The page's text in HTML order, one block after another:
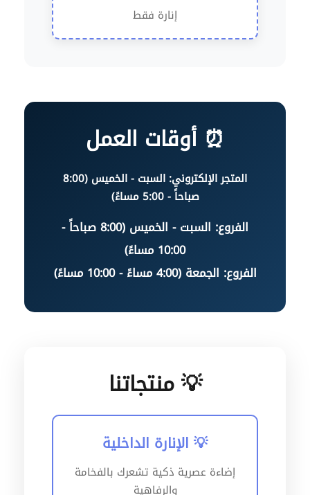
إنارة فقط
⏰ أوقات العمل
المتجر الإلكتروني: السبت - الخميس (8:00
صباحاً - 5:00 مساءً)
الفروع: السبت - الخميس (8:00 صباحاً -
10:00 مساءً)
الفروع: الجمعة (4:00 مساءً - 10:00 مساءً)
💡 منتجاتنا
💡 الإنارة الداخلية
إضاءة عصرية ذكية تشعرك بالفخامة
والرفاهية